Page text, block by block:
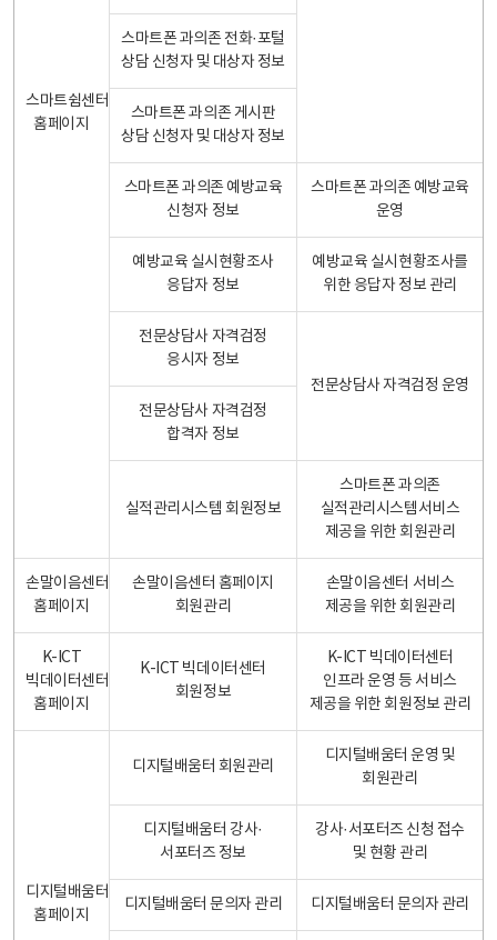
스마트쉼센터
홈페이지
스마트폰 과의존 전화·포털
상담 신청자 및 대상자 정보
스마트폰 과의존 게시판
상담 신청자 및 대상자 정보
스마트폰 과의존 예방교육
신청자 정보
스마트폰 과의존 예방교육
운영
예방교육 실시현황조사
응답자 정보
예방교육 실시현황조사를
위한 응답자 정보 관리
전문상담사 자격검정
응시자 정보
전문상담사 자격검정 운영
전문상담사 자격검정
합격자 정보
실적관리시스템 회원정보
스마트폰 과의존
실적관리시스템서비스
제공을 위한 회원관리
손말이음센터
홈페이지
손말이음센터 홈페이지
회원관리
손말이음센터 서비스
제공을 위한 회원관리
K-ICT
빅데이터센터
홈페이지
K-ICT 빅데이터센터
회원정보
K-ICT 빅데이터센터
인프라 운영 등 서비스
제공을 위한 회원정보 관리
디지털배움터
홈페이지
디지털배움터 회원관리
디지털배움터 운영 및
회원관리
디지털배움터 강사·
서포터즈 정보
강사·서포터즈 신청 접수
및 현황 관리
디지털배움터 문의자 관리 디지털배움터 문의자 관리